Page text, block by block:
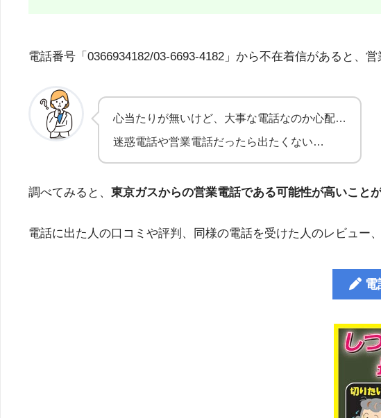
電話番号「0366934182/03-6693-4182」から不在着信があると、
心当たりが無いけど、大事な電話なのか心配…
迷惑電話や営業電話だったら出たくない…
調べてみると、 東京ガスからの営業電話である可能性が高いこと
電話に出た人の口コミや評判、同様の電話を受けた人のレビュー
電